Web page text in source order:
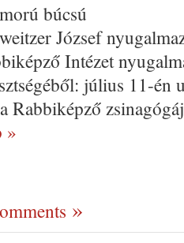
búcsú
József
Intézet
július 11-én
Rabbiképző
»